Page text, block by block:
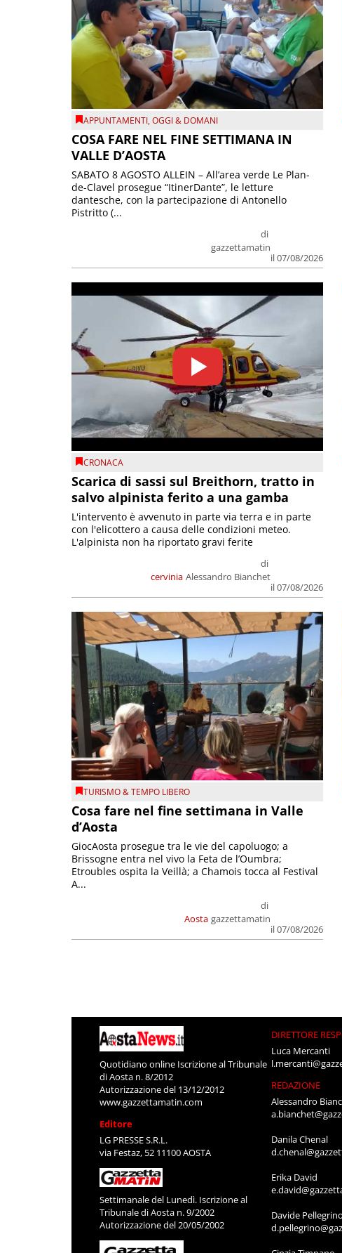
APPUNTAMENTI,OGGI & DOMANI
COSA FARE NEL FINE SETTIMANA IN
VALLE D’AOSTA
di
gazzettamatin
il 07/08/2026
SABATO 8 AGOSTO ALLEIN – All’area verde Le Plan-
de-Clavel prosegue “ItinerDante”, le letture
dantesche, con la partecipazione di Antonello
Pistritto (...
CRONACA
Scarica di sassi sul Breithorn, tratto in
salvo alpinista ferito a una gamba
cervinia
di
Alessandro Bianchet
il 07/08/2026
L'intervento è avvenuto in parte via terra e in parte
con l'elicottero a causa delle condizioni meteo.
L'alpinista non ha riportato gravi ferite
TURISMO & TEMPO LIBERO
Cosa fare nel fine settimana in Valle
d’Aosta
Aosta
di
gazzettamatin
il 07/08/2026
GiocAosta prosegue tra le vie del capoluogo; a
Brissogne entra nel vivo la Feta de l’Oumbra;
Etroubles ospita la Veillà; a Chamois tocca al Festival
A...
Quotidiano online Iscrizione al Tribunale
di Aosta n. 8/2012
Autorizzazione del 13/12/2012
www.gazzettamatin.com
Editore
LG PRESSE S.R.L.
via Festaz, 52 11100 AOSTA
Settimanale del Lunedì. Iscrizione al
Tribunale di Aosta n. 9/2002
Autorizzazione del 20/05/2002
DIRETTORE
Luca Mercanti
REDAZIONE
Alessandro
Danila Chenal
Erika David
Davide Pellegrino